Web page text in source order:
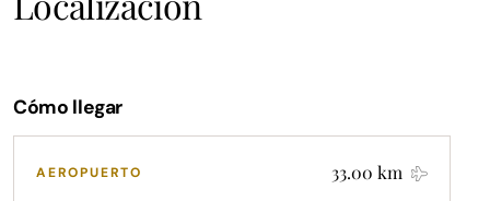
Cómo llegar
AEROPUERTO 33.00 km